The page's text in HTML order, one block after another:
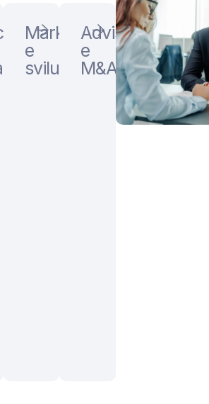
Marketing
e
sviluppo
Advisory
e
M&A